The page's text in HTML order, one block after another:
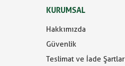
KURUMSAL
Hakkımızda
Güvenlik
Teslimat ve İade